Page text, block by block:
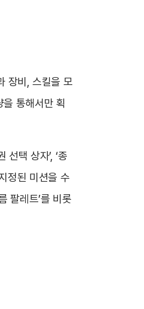
장비, 스킬을 모
을 통해서만 획
택 상자’, ‘종
정된 미션을 수
팔레트’를 비롯